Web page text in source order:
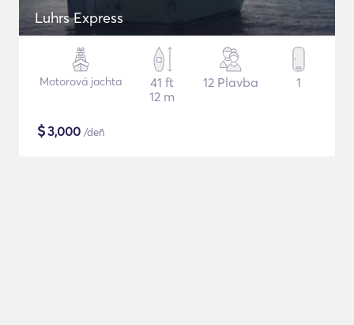
Luhrs Express
Motorová jachta
41 ft
12 m
12 Plavba 1
$3,000 /deň